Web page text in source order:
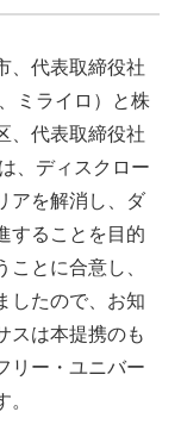
、代表取締役社
ミライロ）と株
、代表取締役社
、ディスクロー
アを解消し、ダ
することを目的
とに合意し、
したので、お知
スは本提携のも
リー・ユニバー